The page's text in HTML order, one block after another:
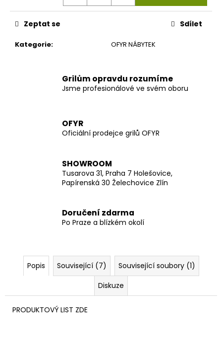
Kategorie: OFYR NÁBYTEK
Zeptat se Sdílet
Grilům opravdu rozumíme
Jsme profesionálové ve svém oboru
OFYR
Oficiální prodejce grilů OFYR
SHOWROOM
Tusarova 31, Praha 7 Holešovice,
Papírenská 30 Želechovice Zlín
Doručení zdarma
Po Praze a blízkém okolí
Popis Související (7)
Související soubory (1)
Diskuze
PRODUKTOVÝ LIST ZDE